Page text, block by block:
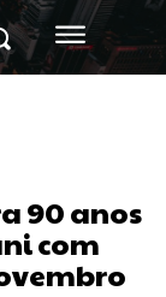
90 anos
com